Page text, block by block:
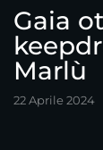
Gaia
Marlù
22 Aprile 2024